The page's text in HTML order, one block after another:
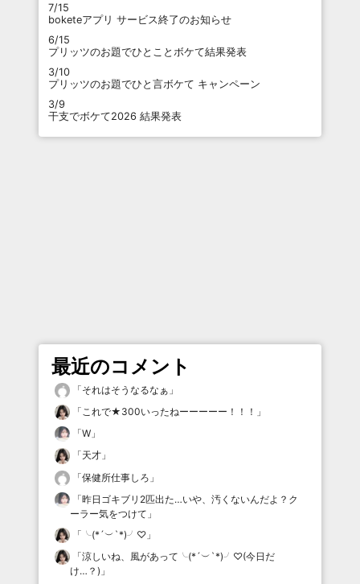
7/15
boketeアプリ サービス終了のお知らせ
6/15
プリッツのお題でひとことボケて結果発表
3/10
プリッツのお題でひと言ボケて キャンペーン
3/9
干支でボケて2026 結果発表
最近のコメント
「それはそうなるなぁ 」
「これで★300いったねーーーーー！！！ 」
「W 」
「天才 」
「保健所仕事しろ 」
「昨日ゴキブリ2匹出た…いや、汚くないんだよ？ク
ーラー気をつけて 」
「 ╰(*´︶`*)╯♡ 」
「涼しいね、風があって╰(*´︶`*)╯♡(今日だ
け…？) 」